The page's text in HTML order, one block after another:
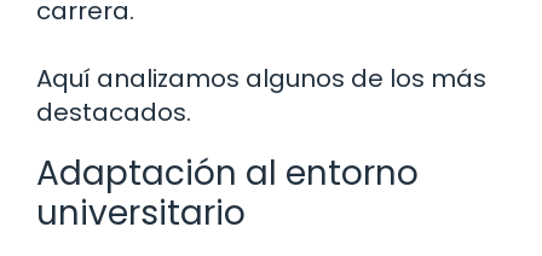
carrera.
Aquí analizamos algunos de los más
destacados.
Adaptación al entorno
universitario